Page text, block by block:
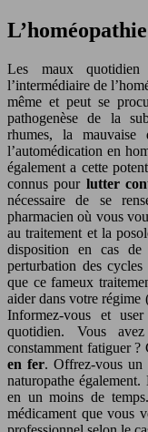
Les maux quotidien
l’intermédiaire de
même et peut se
pathogenèse de la
rhumes, la
l’automédication en
également a cette
connus pour lutter
nécessaire de se
pharmacien où vous
au traitement et la
disposition en cas
perturbation des
que ce fameux
aider dans votre régime
Informez-vous et
quotidien. Vous
constamment fatiguer ?
en fer. Offrez-vous un
naturopathe
en un moins de
médicament que vous